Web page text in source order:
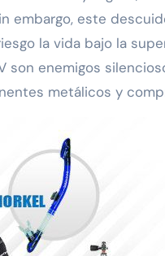
embargo, este
la vida bajo la
son enemigos
metálicos y